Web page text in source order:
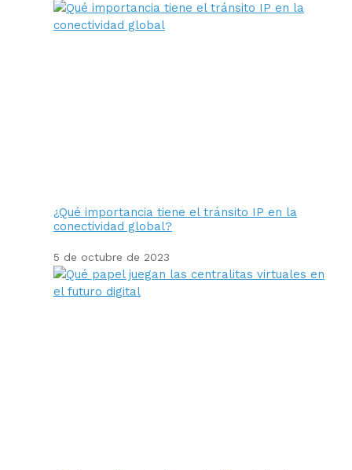
¿Qué importancia tiene el tránsito IP en la
conectividad global?
5 de octubre de 2023